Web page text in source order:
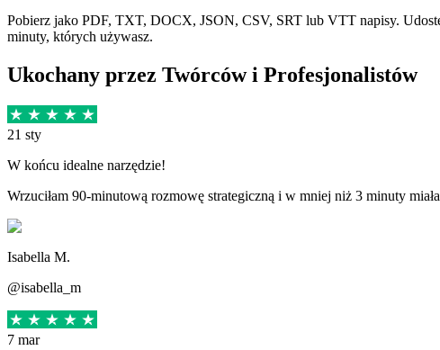
Pobierz jako PDF, TXT, DOCX, JSON, CSV, SRT lub VTT napisy.
minuty, których używasz.
Ukochany przez Twórców i Profesjonalistów
21 sty
W końcu idealne narzędzie!
Wrzuciłam 90‑minutową rozmowę strategiczną i w mniej niż 3 minuty
Isabella M.
@isabella_m
7 mar